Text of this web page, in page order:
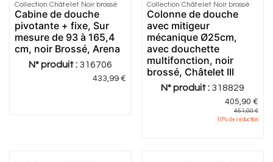
Collection Châtelet Noir brossé
Cabine de douche
pivotante + fixe, Sur
mesure de 93 à 165,4
cm, noir Brossé, Arena
N° produit : 316706
433,99€
Collection Châtelet Noir brossé
Colonne de douche
avec mitigeur
mécanique Ø25cm,
avec douchette
multifonction, noir
brossé, Châtelet III
N° produit : 318829
405,90 €
451,00€
10% de réduction